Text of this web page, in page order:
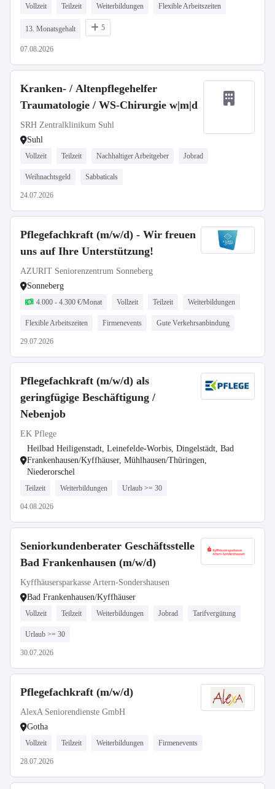
Vollzeit Teilzeit Weiterbildungen Flexible Arbeitszeiten
13. Monatsgehalt 5
07.08.2026
Kranken- / Altenpflegehelfer
Traumatologie / WS-Chirurgie w|m|d
SRH Zentralklinikum Suhl
Suhl
Vollzeit Teilzeit Nachhaltiger Arbeitgeber Jobrad
Weihnachtsgeld Sabbaticals
24.07.2026
Pflegefachkraft (m/w/d) - Wir freuen
uns auf Ihre Unterstützung!
AZURIT Seniorenzentrum Sonneberg
Sonneberg
4.000 - 4.300 €/Monat Vollzeit Teilzeit Weiterbildungen
Flexible Arbeitszeiten Firmenevents Gute Verkehrsanbindung
29.07.2026
Pflegefachkraft (m/w/d) als
geringfügige Beschäftigung /
Nebenjob
EK Pflege
Heilbad Heiligenstadt, Leinefelde-Worbis, Dingelstädt, Bad
Frankenhausen/Kyffhäuser, Mühlhausen/Thüringen,
Niederorschel
Teilzeit Weiterbildungen Urlaub >= 30
04.08.2026
Seniorkundenberater Geschäftsstelle
Bad Frankenhausen (m/w/d)
Kyffhäusersparkasse Artern-Sondershausen
Bad Frankenhausen/Kyffhäuser
Vollzeit Teilzeit Weiterbildungen Jobrad Tarifvergütung
Urlaub >= 30
30.07.2026
Pflegefachkraft (m/w/d)
AlexA Seniorendienste GmbH
Gotha
Vollzeit Teilzeit Weiterbildungen Firmenevents
28.07.2026